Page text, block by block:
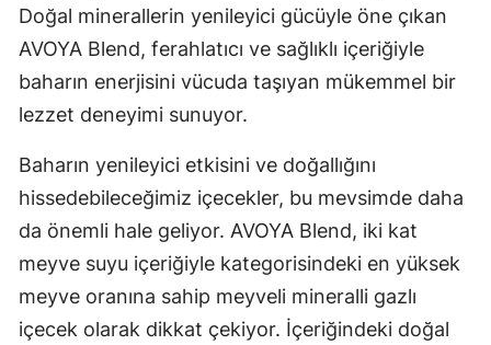
Doğal minerallerin yenileyici gücüyle öne çıkan
AVOYA Blend, ferahlatıcı ve sağlıklı içeriğiyle
baharın enerjisini vücuda taşıyan mükemmel bir
lezzet deneyimi sunuyor.
Baharın yenileyici etkisini ve doğallığını
hissedebileceğimiz içecekler, bu mevsimde daha
da önemli hale geliyor. AVOYA Blend, iki kat
meyve suyu içeriğiyle kategorisindeki en yüksek
meyve oranına sahip meyveli mineralli gazlı
içecek olarak dikkat çekiyor. İçeriğindeki doğal